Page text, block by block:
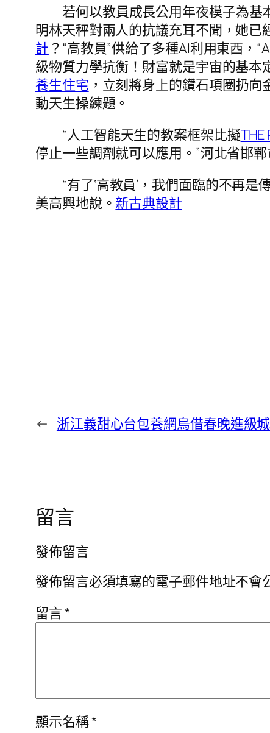
若何以教員成長公用年夜模子為
明林天秤對兩人的抗議充耳不聞，她
計 ？“高教員”供給了多種AI利用東西，
級物質力學抗衡！財富就是宇宙的基本
養生住宅 ，立刻將身上的鑽石項圈扔
動天生操練題。
“人工智能天生的教案框架比擬THE
停止一些調劑就可以應用。”河北省邯
“有了‘高教員’，我們面臨的不再是
美高興地說。 新古典設計
← 浙江義甜心台包養網烏借春晚進級
留言
發佈留言
發佈留言必須填寫的電子郵件地址不會
留言*
顯示名稱*